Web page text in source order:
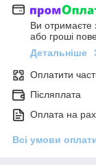
Ви отримаєте
або гроші
Детальніше
Оплатити
Післяплата
Оплата на
Всі умови